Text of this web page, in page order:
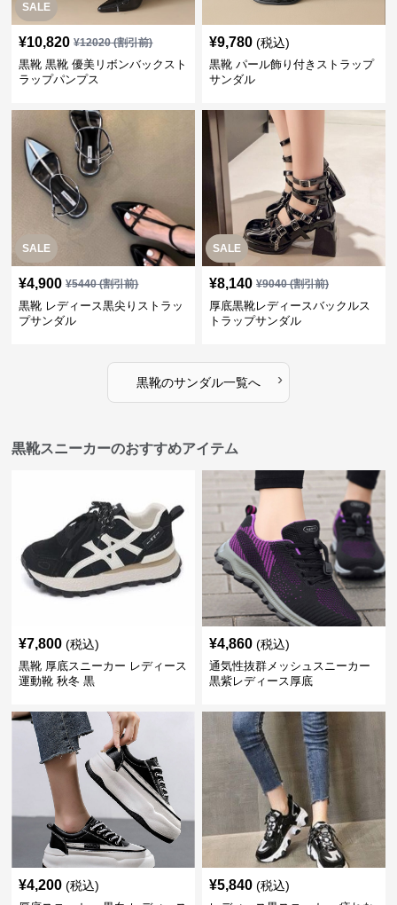
SALE
¥10,820 ¥12020(割引前)
黒靴 黒靴 優美リボンバックスト
ラップパンプス
¥9,780 (税込)
黒靴 パール飾り付きストラップ
サンダル
SALE
¥4,900 ¥5440(割引前)
黒靴 レディース黒尖りストラッ
プサンダル
SALE
¥8,140 ¥9040(割引前)
厚底黒靴レディースバックルス
トラップサンダル
黒靴のサンダル一覧へ ›
黒靴スニーカーのおすすめアイテム
¥7,800 (税込)
黒靴 厚底スニーカー レディース
運動靴 秋冬 黒
¥4,860 (税込)
通気性抜群メッシュスニーカー
黒紫レディース厚底
¥4,200 (税込) ¥5,840 (税込)